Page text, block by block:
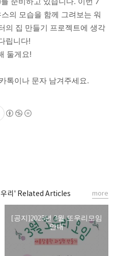
의 모습을 함께 그려보는 워
의 집 만들기 프로젝트에 생각
립니다!
둘게요!
톡이나 문자 남겨주세요.
우리' Related Articles
[공지]2025년 3월 또우리모임
안내
more